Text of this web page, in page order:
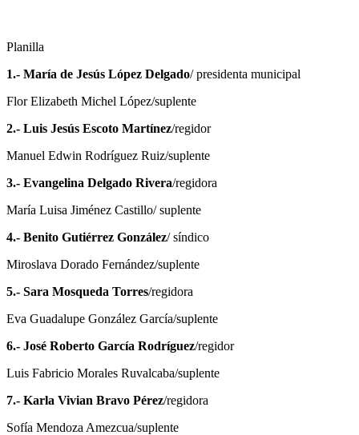
Planilla
1.- María de Jesús López Delgado/ presidenta municipal
Flor Elizabeth Michel López/suplente
2.- Luis Jesús Escoto Martínez/regidor
Manuel Edwin Rodríguez Ruiz/suplente
3.- Evangelina Delgado Rivera/regidora
María Luisa Jiménez Castillo/ suplente
4.- Benito Gutiérrez González/ síndico
Miroslava Dorado Fernández/suplente
5.- Sara Mosqueda Torres/regidora
Eva Guadalupe González García/suplente
6.- José Roberto García Rodríguez/regidor
Luis Fabricio Morales Ruvalcaba/suplente
7.- Karla Vivian Bravo Pérez/regidora
Sofía Mendoza Amezcua/suplente